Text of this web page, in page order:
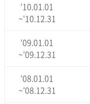
'10.01.01
~'10.12.31
'09.01.01
~'09.12.31
'08.01.01
~'08.12.31